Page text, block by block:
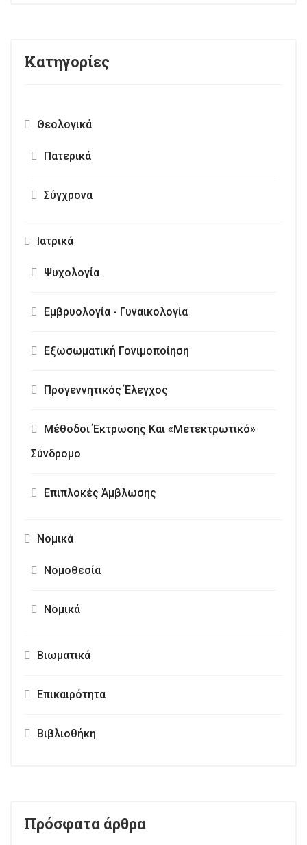
Κατηγορίες
Θεολογικά
Πατερικά
Σύγχρονα
Ιατρικά
Ψυχολογία
Εμβρυολογία - Γυναικολογία
Εξωσωματική Γονιμοποίηση
Προγεννητικός Έλεγχος
Μέθοδοι Έκτρωσης Και «Μετεκτρωτικό»
Σύνδρομο
Επιπλοκές Άμβλωσης
Νομικά
Νομοθεσία
Νομικά
Βιωματικά
Επικαιρότητα
Βιβλιοθήκη
Πρόσφατα άρθρα